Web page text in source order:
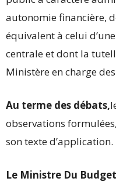
autonomie financière,
équivalent à celui
centrale et dont la
Ministère en charge
Au terme des débats,
observations
son texte d’application.
Le Ministre Du